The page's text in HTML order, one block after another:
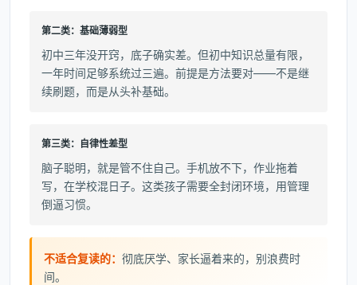
第二类：基础薄弱型
初中三年没开窍，底子确实差。但初中知识总量有限，
一年时间足够系统过三遍。前提是方法要对——不是继
续刷题，而是从头补基础。
第三类：自律性差型
脑子聪明，就是管不住自己。手机放不下，作业拖着
写，在学校混日子。这类孩子需要全封闭环境，用管理
倒逼习惯。
不适合复读的： 彻底厌学、家长逼着来的，别浪费时
间。